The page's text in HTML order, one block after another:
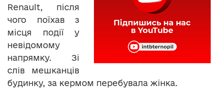
Renault, після
чого поїхав з
місця події у
невідомому
напрямку. Зі
слів мешканців
будинку, за кермом перебувала жінка.